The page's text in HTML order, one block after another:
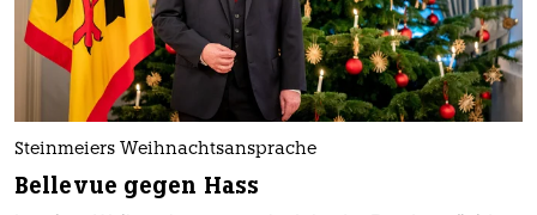
Steinmeiers Weihnachtsansprache
Bellevue gegen Hass